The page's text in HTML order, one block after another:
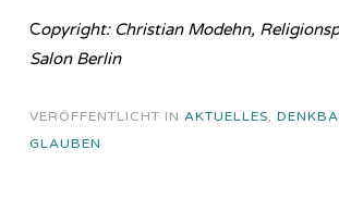
Copyright: Christian Modehn,
Salon Berlin
VERÖFFENTLICHT IN AKTUELLES,
GLAUBEN